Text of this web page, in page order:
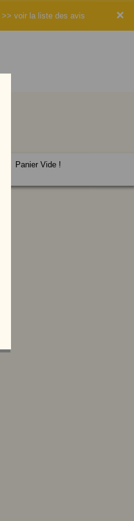
×
>> voir la liste des avis
Panier Vide !